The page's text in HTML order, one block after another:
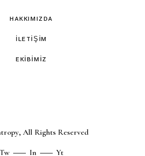
HAKKIMIZDA
İLETIŞIM
EKIBIMIZ
, All Rights Reserved
Tw
In Yt